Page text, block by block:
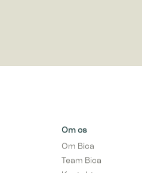
Om os
Om Bica
Team Bica
Kontakt os